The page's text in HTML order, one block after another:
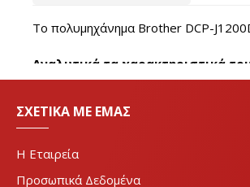
Το πολυμηχάνημα Brother DCP-
Αναλυτικά τα χαρακτηριστικά
Display Colour touchscreen
Max paper size A4
Technology Inkjet
ΣΧΕΤΙΚΆ ΜΕ ΕΜΆΣ
Η Eταιρεία
Προσωπικά Δεδομένα